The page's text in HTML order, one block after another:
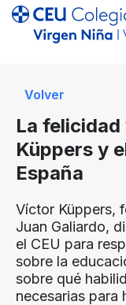
Volver
La
Küppers y
España
Víctor Küppers,
Juan Galiardo,
el CEU para
sobre la
sobre qué
necesarias para